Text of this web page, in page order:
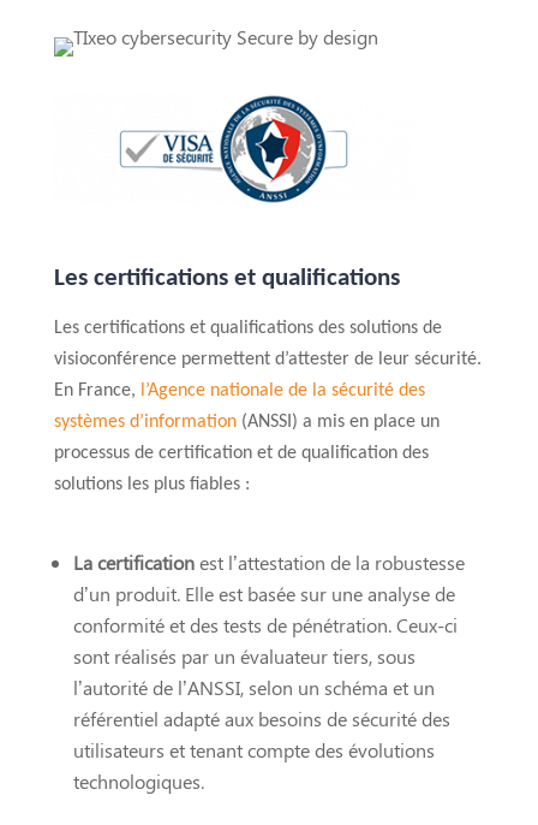
Les certifications et qualifications
Les certifications et qualifications des solutions de
visioconférence permettent d’attester de leur sécurité.
En France, l’Agence nationale de la sécurité des
systèmes d’information(ANSSI) a mis en place un
processus de certification et de qualification des
solutions les plus fiables :
La certificationest l’attestation de la robustesse
d’un produit. Elle est basée sur une analyse de
conformité et des tests de pénétration. Ceux-ci
sont réalisés par un évaluateur tiers, sous
l’autorité de l’ANSSI, selon un schéma et un
référentiel adapté aux besoins de sécurité des
utilisateurs et tenant compte des évolutions
technologiques.